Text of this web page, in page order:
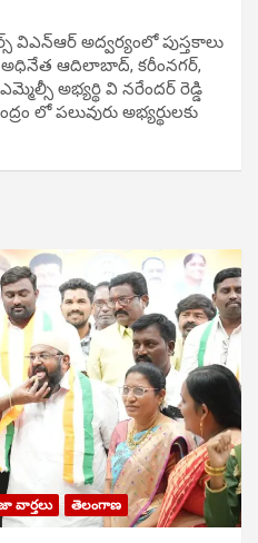
అద్వర్యంలో పుస్తకాలు
అధినేత ఆదిలాబాద్, కరీంనగర్,
అభ్యర్థి వి నరేందర్ రెడ్డి
లో పలువురు అభ్యర్థులకు
వార్తలు తెలంగాణ